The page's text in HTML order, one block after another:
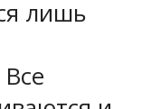
лишь